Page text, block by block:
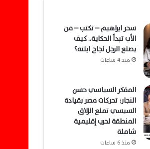
سحر ابراهيم – تكتب – من
الأب تبدأ الحكاية.. كيف
يصنع الرجل نجاح ابنته؟
منذ 4 ساعات
المفكر السياسي حسن
النجار: تحركات مصر بقيادة
السيسي تمنع انزلاق
المنطقة لحرب إقليمية
شاملة
منذ 6 ساعات